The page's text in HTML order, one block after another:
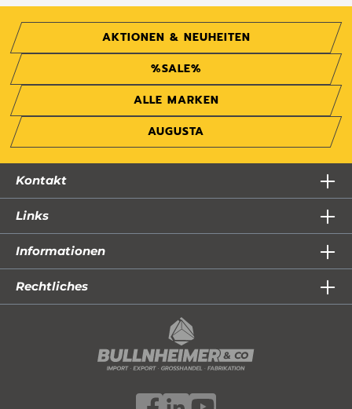
AKTIONEN & NEUHEITEN
%SALE%
ALLE MARKEN
AUGUSTA
Kontakt
Links
Informationen
Rechtliches